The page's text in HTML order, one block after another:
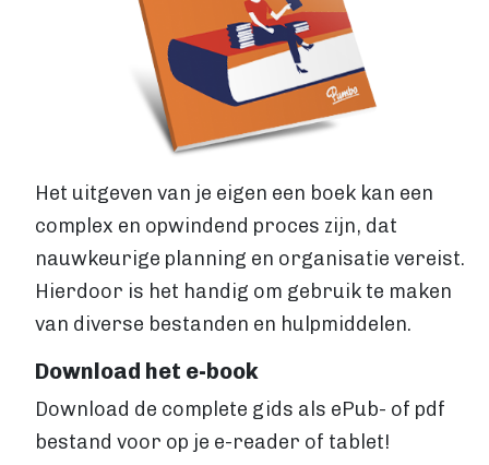
Levertijden
GROTE OPLAGE DRUKKEN
Offset drukken
Hoe werkt offset drukken
Levertijden
ALGEMEEN
Boek uitgeven
ISBN aanvragen
Boek distributie
Kosten
Boek uitgeven via Bol.com
Boek uitgeven via Centraal Boekhuis
Boek uitgeven via Managementboek.nl
Het uitgeven van je eigen een boek kan een
complex en opwindend proces zijn, dat
nauwkeurige planning en organisatie vereist.
Hierdoor is het handig om gebruik te maken
van diverse bestanden en hulpmiddelen.
Download het e-book
Download de complete gids als ePub- of pdf
bestand voor op je e-reader of tablet!